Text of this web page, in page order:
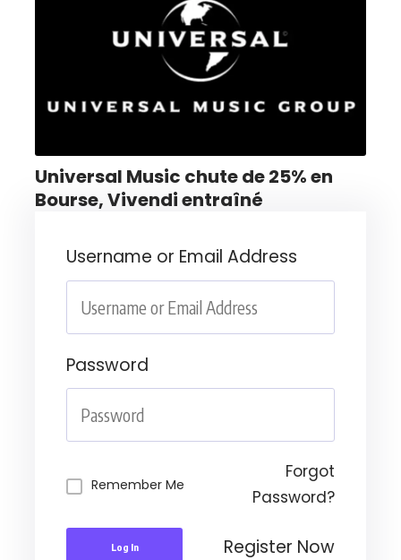
Universal Music chute de 25% en
Bourse, Vivendi entraîné
Username or Email Address
Password
Remember Me
Forgot
Password?
Log In Register Now